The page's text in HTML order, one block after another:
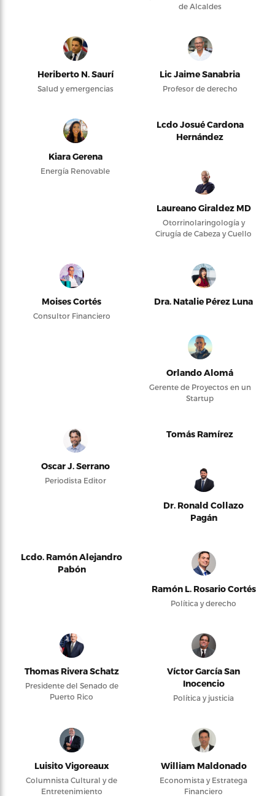
de Alcaldes
Heriberto N. Saurí
Salud y emergencias
Lic Jaime Sanabria
Profesor de derecho
Kiara Gerena
Energía Renovable
Lcdo Josué Cardona
Hernández
Laureano Giraldez MD
Otorrinolaringología y
Cirugía de Cabeza y Cuello
Moises Cortés
Consultor Financiero
Dra. Natalie Pérez Luna
Orlando Alomá
Gerente de Proyectos en un
Startup
Oscar J. Serrano
Periodista Editor
Tomás Ramírez
Dr. Ronald Collazo
Pagán
Lcdo. Ramón Alejandro
Pabón
Ramón L. Rosario Cortés
Política y derecho
Thomas Rivera Schatz
Presidente del Senado de
Puerto Rico
Víctor García San
Inocencio
Política y justicia
Luisito Vigoreaux
Columnista Cultural y de
Entretenimiento
William Maldonado
Economista y Estratega
Financiero